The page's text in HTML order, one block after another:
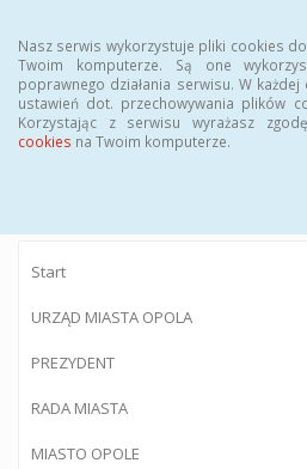
Nasz serwis wykorzystuje pliki cookies
Twoim komputerze. Są one
poprawnego działania serwisu. W
ustawień dot. przechowywania plików
Korzystając z serwisu wyrażasz
cookies na Twoim komputerze.
BIULETYN
Urzędu
Start
URZĄD MIASTA OPOLA
PREZYDENT
RADA MIASTA
MIASTO OPOLE